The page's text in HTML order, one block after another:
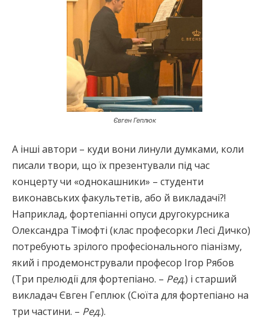
Євген Геплюк
А інші автори – куди вони линули думками, коли
писали твори, що їх презентували під час
концерту чи «однокашники» – студенти
виконавських факультетів, або й викладачі?!
Наприклад, фортепіанні опуси другокурсника
Олександра Тімофті (клас професорки Лесі Дичко)
потребують зрілого професіонального піанізму,
який і продемонстрували професор Ігор Рябов
(Три прелюдії для фортепіано. – Ред.) і старший
викладач Євген Геплюк (Сюїта для фортепіано на
три частини. – Ред.).